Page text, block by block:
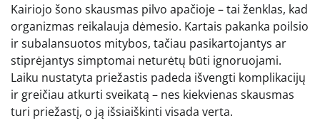
Kairiojo šono skausmas pilvo apačioje – tai ženklas, kad
organizmas reikalauja dėmesio. Kartais pakanka poilsio
ir subalansuotos mitybos, tačiau pasikartojantys ar
stiprėjantys simptomai neturėtų būti ignoruojami.
Laiku nustatyta priežastis padeda išvengti komplikacijų
ir greičiau atkurti sveikatą – nes kiekvienas skausmas
turi priežastį, o ją išsiaiškinti visada verta.